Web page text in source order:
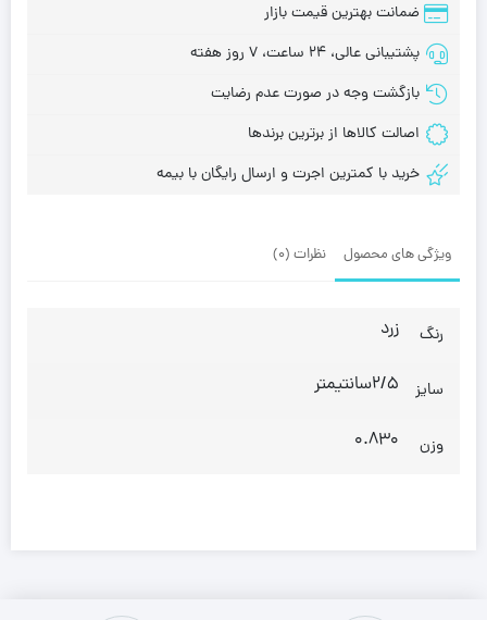
ضمانت بهترین قیمت بازار
پشتیبانی عالی، 24 ساعت، 7 روز هفته
بازگشت وجه در صورت عدم رضایت
اصالت کالاها از برترین برندها
خرید با کمترین اجرت و ارسال رایگان با بیمه
ویژگی های محصول نظرات (0)
رنگ زرد
سایز 2/5سانتیمتر
وزن 0.830